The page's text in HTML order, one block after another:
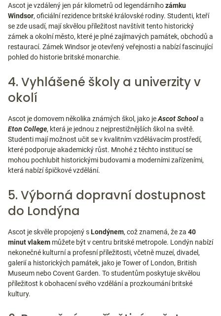
Ascot je vzdálený jen pár kilometrů od legendárníhozámku
Windsor, oficiální rezidence britské královské rodiny. Studenti, kteří
se zde usadí, mají skvělou příležitost navštívit tento historický
zámek a okolní město, které je plné zajímavých památek, obchodů a
restaurací. Zámek Windsor je otevřený veřejnosti a nabízí fascinující
pohled do historie britské monarchie.
4. Vyhlášené školy a univerzity v
okolí
Ascot je domovem několika známých škol, jako jeAscot Schoola
Eton College, která je jednou z nejprestižnějších škol na světě.
Studenti mají možnost učit se v kvalitním vzdělávacím prostředí,
které podporuje akademický růst. Mnohé z těchto institucí se
mohou pochlubit historickými budovami a moderními zařízeními,
která nabízí špičkové vzdělání.
5. Výborná dopravní dostupnost
do Londýna
Ascot je skvěle propojený sLondýnem, což znamená, že za 40
minut vlakem můžete být v centru britské metropole. Londýn nabízí
nekonečné kulturní a profesní příležitosti, včetně muzeí, divadel,
galerií a historických památek, jako je Tower of London, British
Museum nebo Covent Garden. To studentům poskytuje skvělou
příležitost k obohacení svého vzdělání a prozkoumání britské
kultury.